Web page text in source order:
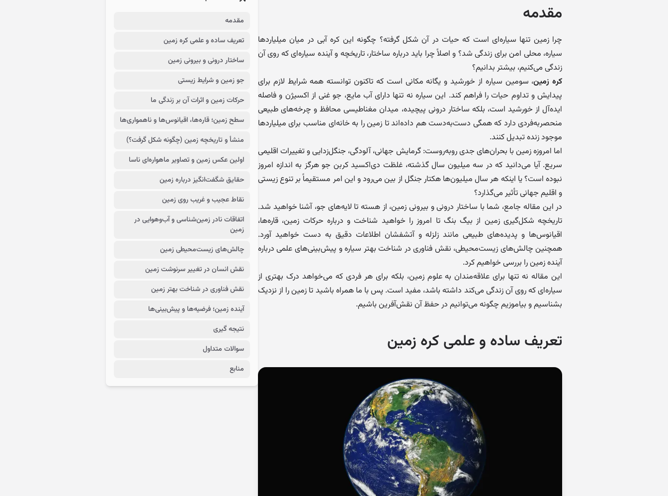
مقدمه
چرا زمین تنها سیاره‌ای است که حیات در آن شکل گرفته؟ چگونه این کره آبی در میان میلیاردها
سیاره، محلی امن برای زندگی شد؟ و اصلاً چرا باید درباره ساختار، تاریخچه و آینده سیاره‌ای که روی آن
زندگی می‌کنیم، بیشتر بدانیم؟
کره زمین، سومین سیاره از خورشید و یگانه مکانی است که تاکنون توانسته همه شرایط لازم برای
پیدایش و تداوم حیات را فراهم کند. این سیاره نه تنها دارای آب مایع، جو غنی از اکسیژن و فاصله
ایده‌آل از خورشید است، بلکه ساختار درونی پیچیده، میدان مغناطیسی محافظ و چرخه‌های طبیعی
منحصربه‌فردی دارد که همگی دست‌به‌دست هم داده‌اند تا زمین را به خانه‌ای مناسب برای میلیاردها
موجود زنده تبدیل کنند.
اما امروزه زمین با بحران‌های جدی روبه‌روست: گرمایش جهانی، آلودگی، جنگل‌زدایی و تغییرات اقلیمی
سریع. آیا می‌دانید که در سه میلیون سال گذشته، غلظت دی‌اکسید کربن جو هرگز به اندازه امروز
نبوده است؟ یا اینکه هر سال میلیون‌ها هکتار جنگل از بین می‌رود و این امر مستقیماً بر تنوع زیستی
و اقلیم جهانی تأثیر می‌گذارد؟
در این مقاله جامع، شما با ساختار درونی و بیرونی زمین، از هسته تا لایه‌های جو، آشنا خواهید شد.
تاریخچه شکل‌گیری زمین از بیگ بنگ تا امروز را خواهید شناخت و درباره حرکات زمین، قاره‌ها،
اقیانوس‌ها و پدیده‌های طبیعی مانند زلزله و آتشفشان اطلاعات دقیق به دست خواهید آورد.
همچنین چالش‌های زیست‌محیطی، نقش فناوری در شناخت بهتر سیاره و پیش‌بینی‌های علمی درباره
آینده زمین را بررسی خواهیم کرد.
این مقاله نه تنها برای علاقه‌مندان به علوم زمین، بلکه برای هر فردی که می‌خواهد درک بهتری از
سیاره‌ای که روی آن زندگی می‌کند داشته باشد، مفید است. پس با ما همراه باشید تا زمین را از نزدیک
بشناسیم و بیاموزیم چگونه می‌توانیم در حفظ آن نقش‌آفرین باشیم.
تعریف ساده و علمی کره زمین
مقدمه
تعریف ساده و علمی کره زمین
ساختار درونی و بیرونی زمین
جو زمین و شرایط زیستی
حرکات زمین و اثرات آن بر زندگی ما
سطح زمین؛ قاره‌ها، اقیانوس‌ها و ناهمواری‌ها
منشأ و تاریخچه زمین (چگونه شکل گرفت؟)
اولین عکس زمین و تصاویر ماهواره‌ای ناسا
حقایق شگفت‌انگیز درباره زمین
نقاط عجیب و غریب روی زمین
اتفاقات نادر زمین‌شناسی و آب‌وهوایی در
زمین
چالش‌های زیست‌محیطی زمین
نقش انسان در تغییر سرنوشت زمین
نقش فناوری در شناخت بهتر زمین
آینده زمین؛ فرضیه‌ها و پیش‌بینی‌ها
نتیجه گیری
سوالات متداول
منابع